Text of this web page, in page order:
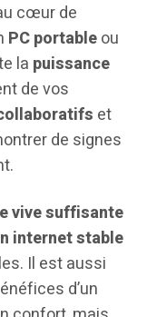
cœur de
PC portableou
la puissance
de vos
et
de signes
vive suffisante
internet stable
Il est aussi
d’un